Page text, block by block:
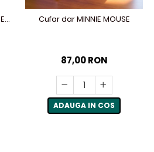
Cufar dar MINNIE MOUSE
87,00 RON
ADAUGA IN COS